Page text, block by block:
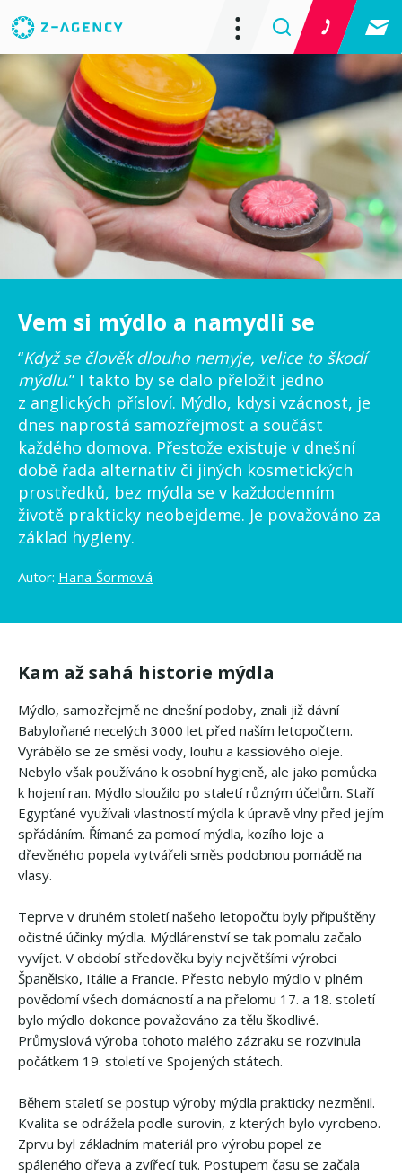
Vem si mýdlo a namydli se
“Když se člověk dlouho nemyje, velice to škodí
mýdlu.” I takto by se dalo přeložit jedno
z anglických přísloví. Mýdlo, kdysi vzácnost, je
dnes naprostá samozřejmost a součást
každého domova. Přestože existuje v dnešní
době řada alternativ či jiných kosmetických
prostředků, bez mýdla se v každodenním
životě prakticky neobejdeme. Je považováno za
základ hygieny.
Autor: Hana Šormová
Kam až sahá historie mýdla
Mýdlo, samozřejmě ne dnešní podoby, znali již dávní
Babyloňané necelých 3000 let před naším letopočtem.
Vyrábělo se ze směsi vody, louhu a kassiového oleje.
Nebylo však používáno k osobní hygieně, ale jako pomůcka
k hojení ran. Mýdlo sloužilo po staletí různým účelům. Staří
Egypťané využívali vlastností mýdla k úpravě vlny před jejím
spřádáním. Římané za pomocí mýdla, kozího loje a
dřevěného popela vytvářeli směs podobnou pomádě na
vlasy.
Teprve v druhém století našeho letopočtu byly připuštěny
očistné účinky mýdla. Mýdlárenství se tak pomalu začalo
vyvíjet. V období středověku byly největšími výrobci
Španělsko, Itálie a Francie. Přesto nebylo mýdlo v plném
povědomí všech domácností a na přelomu 17. a 18. století
bylo mýdlo dokonce považováno za tělu škodlivé.
Průmyslová výroba tohoto malého zázraku se rozvinula
počátkem 19. století ve Spojených státech.
Během staletí se postup výroby mýdla prakticky nezměnil.
Kvalita se odrážela podle surovin, z kterých bylo vyrobeno.
Zprvu byl základním materiál pro výrobu popel ze
spáleného dřeva a zvířecí tuk. Postupem času se začala